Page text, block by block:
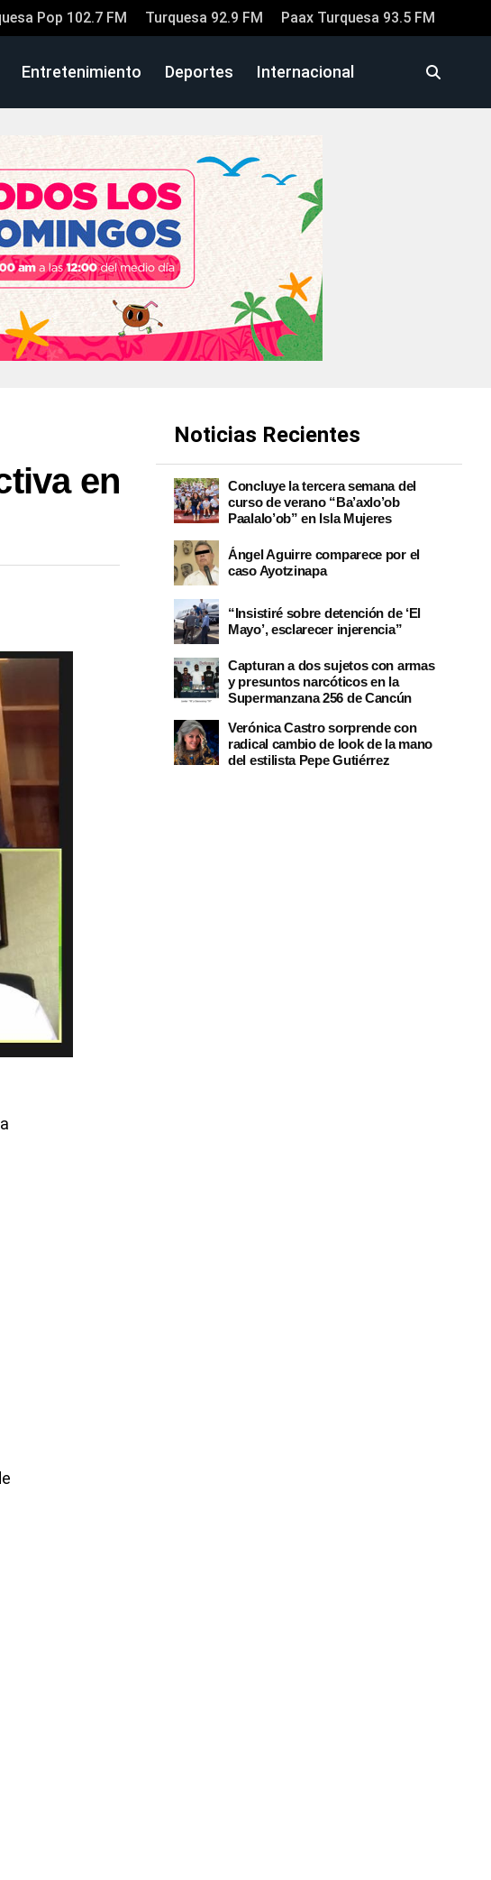
Pop 102.7 FM Turquesa 92.9 FM Paax Turquesa 93.5 FM
Entretenimiento Deportes Internacional
en
Noticias Recientes
Concluye la tercera semana del
curso de verano “Ba’axlo’ob
Paalalo’ob” en Isla Mujeres
Ángel Aguirre comparece por el
caso Ayotzinapa
“Insistiré sobre detención de ‘El
Mayo’, esclarecer injerencia”
Capturan a dos sujetos con armas
y presuntos narcóticos en la
Supermanzana 256 de Cancún
Verónica Castro sorprende con
radical cambio de look de la mano
del estilista Pepe Gutiérrez